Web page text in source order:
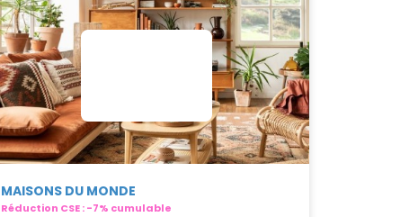
MAISONS DU MONDE
Réduction CSE : -7% cumulable